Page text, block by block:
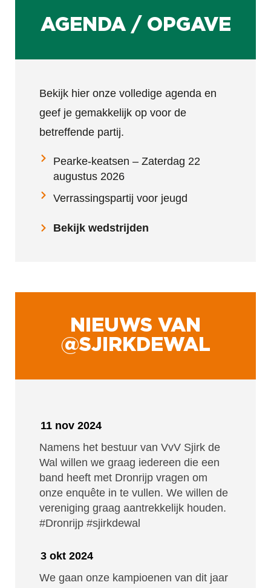
AGENDA / OPGAVE
Bekijk hier onze volledige agenda en
geef je gemakkelijk op voor de
betreffende partij.
Pearke-keatsen – Zaterdag 22
augustus 2026
Verrassingspartij voor jeugd
Bekijk wedstrijden
NIEUWS VAN
@SJIRKDEWAL
11 nov 2024
Namens het bestuur van VvV Sjirk de
Wal willen we graag iedereen die een
band heeft met Dronrijp vragen om
onze enquête in te vullen. We willen de
vereniging graag aantrekkelijk houden.
#Dronrijp #sjirkdewal
3 okt 2024
We gaan onze kampioenen van dit jaar